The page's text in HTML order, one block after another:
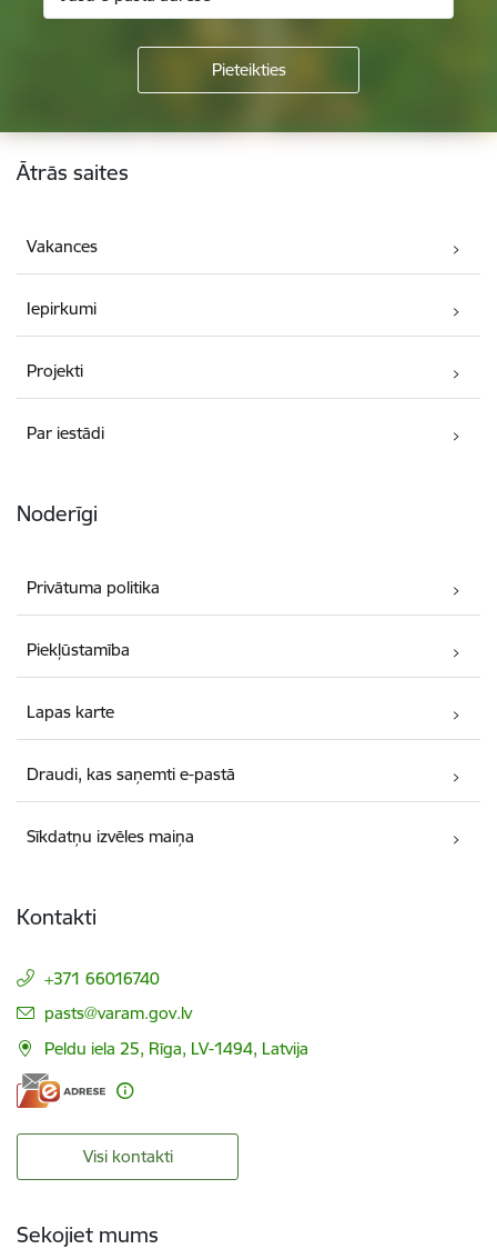
Kājene
Ātrās saites
Vakances
Iepirkumi
Projekti
Par iestādi
Noderīgi
Privātuma politika
Piekļūstamība
Lapas karte
Draudi, kas saņemti e-pastā
Sīkdatņu izvēles maiņa
Kontakti
+371 66016740
E-pasts:
pasts@varam.gov.lv
Peldu iela 25, Rīga, LV-1494, Latvija
Visi kontakti
Sekojiet mums